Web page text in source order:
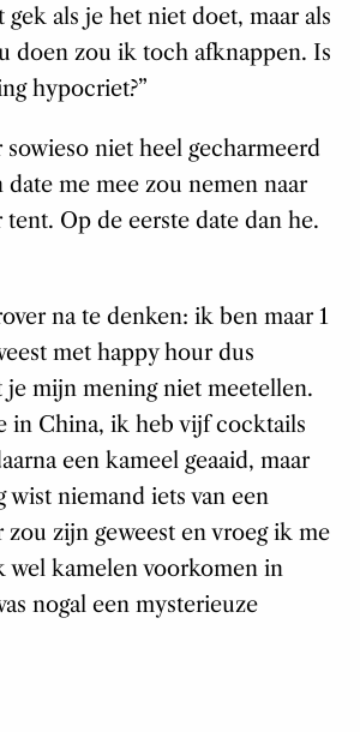
gek als je het niet doet, maar als
doen zou ik toch afknappen. Is
hypocriet?”
niet heel gecharmeerd
date me mee zou nemen naar
Op de eerste date dan he.
na te denken: ik ben maar 1
met happy hour dus
je mijn mening niet meetellen.
in China, ik heb vijf cocktails
een kameel geaaid, maar
wist niemand iets van een
zou zijn geweest en vroeg ik me
wel kamelen voorkomen in
nogal een mysterieuze